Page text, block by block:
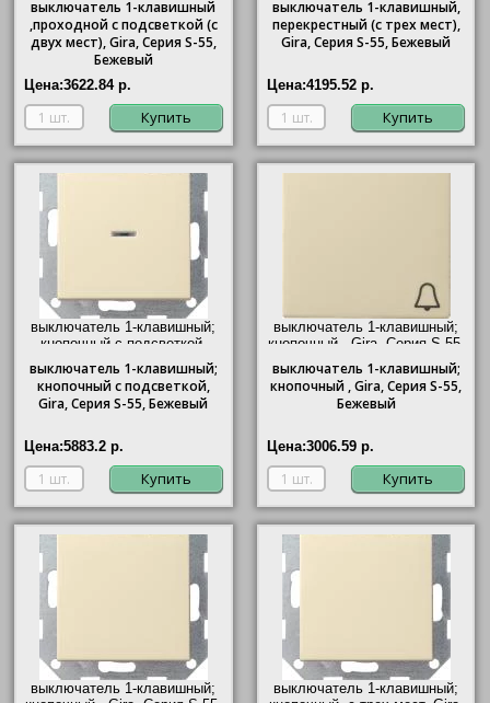
Бежевый"/>
выключатель 1-клавишный
,проходной с подсветкой (с
двух мест),Gira, Серия S-55,
Бежевый
Цена:3622.84 р.
Купить
выключатель 1-клавишный,
перекрестный (с трех мест),
Gira, Серия S-55, Бежевый
Цена:4195.52 р.
Купить
выключатель 1-клавишный;
кнопочный с подсветкой,
, Серия S-55, Бежевый"/>
выключатель 1-клавишный;
кнопочный с подсветкой,
Gira, Серия S-55, Бежевый
Цена:5883.2 р.
Купить
выключатель 1-клавишный;
кнопочный , Gira, Серия S-55,
выключатель 1-клавишный;
кнопочный ,Gira, Серия S-55,
Бежевый
Цена:3006.59 р.
Купить
выключатель 1-клавишный;
выключатель 1-клавишный;